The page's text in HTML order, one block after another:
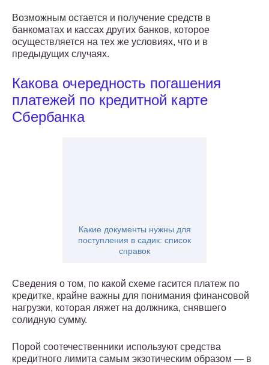
Возможным остается и получение средств в
банкоматах и кассах других банков, которое
осуществляется на тех же условиях, что и в
предыдущих случаях.
Какова очередность погашения
платежей по кредитной карте
Сбербанка
Какие документы нужны для
поступления в садик: список
справок
Сведения о том, по какой схеме гасится платеж по
кредитке, крайне важны для понимания финансовой
нагрузки, которая ляжет на должника, снявшего
солидную сумму.
Порой соотечественники используют средства
кредитного лимита самым экзотическим образом — в